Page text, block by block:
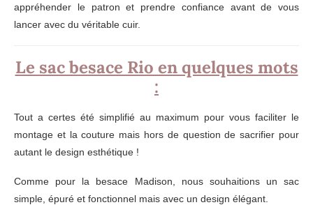
appréhender le patron et prendre confiance avant de vous
lancer avec du véritable cuir.
Le sac besace Rio en quelques mots
:
Tout a certes été simplifié au maximum pour vous faciliter le
montage et la couture mais hors de question de sacrifier pour
autant le design esthétique !
Comme pour la besace Madison, nous souhaitions un sac
simple, épuré et fonctionnel mais avec un design élégant.